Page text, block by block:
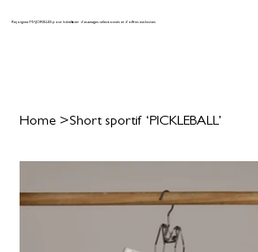
Rejoignez MAJORELLES pour bénéficier d'avantages sélectionnés et d'offres exclusives
Home >Short sportif ‘PICKLEBALL’